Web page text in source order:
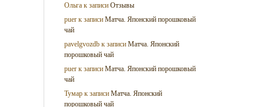
Ольга к записиОтзывы
puer к записиМатча. Японский порошковый
чай
pavelgvozdb к записиМатча. Японский
порошковый чай
puer к записиМатча. Японский порошковый
чай
Тумар к записиМатча. Японский
порошковый чай